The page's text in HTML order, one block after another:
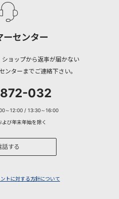
ーセンター
ョップから返事が届かない
ンターまでご連絡下さい。
032
～12:00 / 13:30～16:00
び年末年始を除く
話する
トに対する方針について